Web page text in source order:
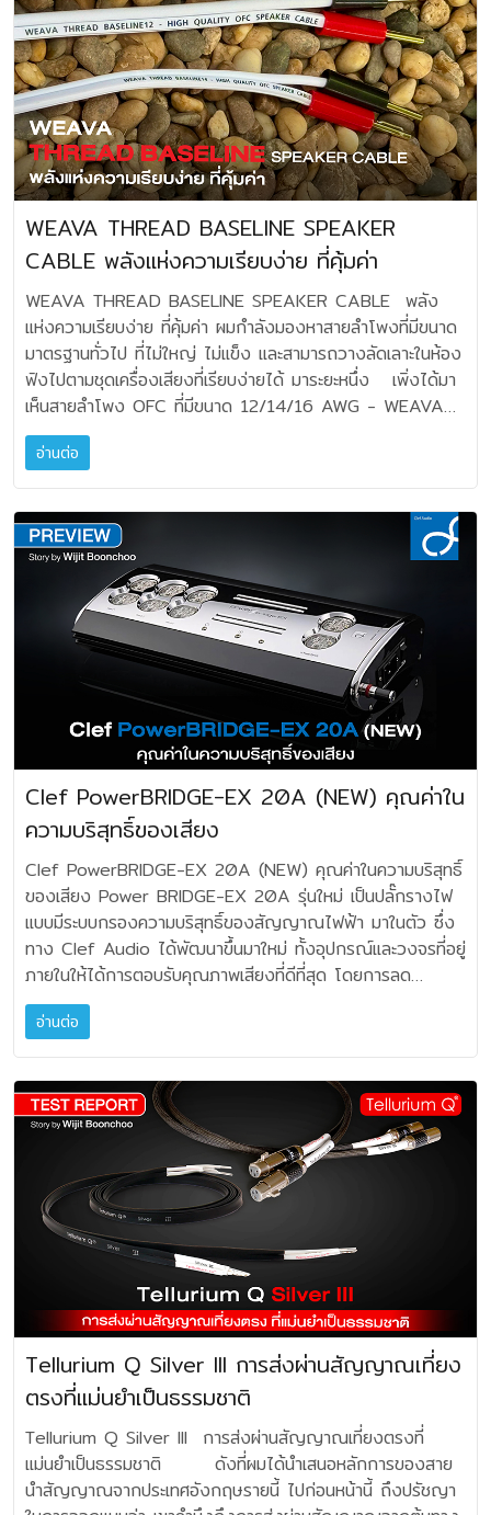
สายไฟกระแสสลับ (AC) มาตรฐานสากล IEC 60320 แบบ
พิกัดกำลังสูง ซึ่งถูกออกแบบมาเพื่อรองรับการจ่ายกระแสไฟฟ้า
ที่มากกว่าขั้วต่อทั่วไป โดยสามารถจ่ายกระแสไฟได้สูงสุดถึง 16
แอมป์ (ที่แรงดัน 250 โวลต์) มีรูปทรงสี่เหลี่ยมผืนผ้าขนาดใหญ่
มีหมุดทองเหลืองแนวนอน 3 ตัว ซึ่งต่างจากขั้วไฟ C13 ที่เป็น
หมุดแนวตั้ง ตัวสายมีความหนาเป็นพิเศษ เพื่อรองรับการนำ
กระแสไฟปริมาณมากอย่างปลอดภัย ต้องใช้งานร่วมกับเต้ารับ
ตัวผู้ประเภท C20 เสมอ สำหรับการใช้งานแนะนำให้ต่อ Clef
PowerBRIDGE-dcX เป็นต้นทางจากปลั๊กไฟบ้าน แล้วค่อยนำ
ระบบอื่นมาต่อกับ PowerBRIDGE-dcX โดยตัวเครื่องจะมีช่อง
ต่อปลั๊กไฟ AC มาตรฐานสูงให้สองช่องด้วยกัน Preview
จากการทดสอบใช้งานโดยทั่วไป ผลลัพธ์ที่ได้นั้นผมต้องเรียนก่อน
ว่ามันไม่ใช่อุปกรณ์ที่ฟังแล้วว้าว โอ้โห โน่นนี่นั่น แต่เป็นอุปกรณ์
ที่ต้องฟังกันอย่างละเมียดละไมทีเดียว และมันจะได้ผลสูงก็ต่อเมื่อ
ซิสเต็มของคุณมีคุณภาพพอสมควรและอ่อนไหวต่อสิ่งเร้าจากไฟ
ดีซีที่รั่วไหลเข้าไปอยู่ในระบบไฟเอซี ดังนั้นแต่ละห้องแต่ละบ้านอาจ
จะได้ผลลัพธ์ไม่เท่ากัน ขึ้นอยู่กับต้นทางไฟนั้นวางระบบไว้อย่างไร
และมีการใช้งานเครื่องไฟฟ้าอื่นๆ ผสมปนเปอยู่ในไลน์ไฟเดียวกัน
หรือไม่ สิ่งที่ผมพบในการใช้งาน Clef PowerBRIDGE-dcX
คือจุดเด่นเรื่อง “พื้นเสียงที่สงัด” ทำให้ได้ยินรายละเอียดปลาย
เสียงของเครื่องดนตรีมีความชัดเจนยิ่งขึ้น โดยเฉพาะการใช้กับ
เครื่องเสียงหลอดสุญญากาศ ซึ่งมีหม้อแปลงขนาดใหญ่ ปัญหา
หม้อแปลงมีการสั่นครางที่มักเกิดจากแรงดันไฟ DC ที่ปนมากับ
ไฟบ้าน AC จนหม้อแปลงเกิดอาการอิ่มตัวนั้นลดลงอย่างเห็นผล
และถ้าเปรียบเทียบระหว่างการใช้งานกับแอมปลิไฟล์ประเภทคลาส
D และแอมป์อนาล็อกคลาส AB โดยทั่วไป เราจะพบได้ว่าให้ผลดี
กับแอมป์คลาส D แนวดิจิตอลแอมป์มากกว่า โดยเฉพาะในเรื่อง
ของรายละเอียดระหว่างช่องไฟดนตรีดูจะให้ความสงัด และสะอาด
น่าชื่นใจเลยทีเดียวครับ อีกทั้งเป็นอุปกรณ์ที่น่าใช้และมีราคาเป็น
มิตรกับกระเป๋าเราอย่างยิ่ง สรุปก็คือ เสียงที่อาจเคยรู้สึกอั้นๆ
ในซิสเต็มดั้งเดิมของคุณ หรือขาดความชัดเจนของมิติเสียงและ
ความกว้างลึกของเวทีดนตรี สิ่งเหล่านี้จะเปลี่ยนไปค่อนข้าง
ชัดเจนเมื่อใช้ Clef PowerBRIDGE-dcX นอกจากนั้นแล้วก็คือ
เรื่องของน้ำหนักเสียงสามารถสัมผัสพลังของแอมปลิไฟร์ได้มาก
ขึ้น มวลเสียงมีความสะอาดเป็นธรรมชาติ สิ่งที่สำคัญก็คือเครื่อง
มือชิ้นนี้จะไม่มีการบิดเบือนหรือปรุงแต่งโทนเสียงเดิมของซิสเต็ม
ให้ผิดแผกไปจากเดิม นี่คือสิ่งที่ผมคิดว่าน่าประทับใจครับ เหมาะกับ
เครื่องเสียงชุดระดับมิดเอ็นด์ขึ้นไป ซึ่งมันจะช่วยทำให้เครื่องเสียง
ของคุณแสดงผลของรายละเอียดเสียงมากยิ่งขึ้น รวมถึงมั่นใน
ได้ว่าไม่ถูกบดบังด้วยการรบกวนที่เราคาดไม่ถึงต่างๆ ที่แอบแฝง
เกรดแบบง่ายที่สุดในระบบเครื่องเสียงหรือเปล่า? ซึ่ง Clef
PowerBRIDGE-dcX จะช่วยให้การถ่ายทอดเสียงดนตรีจากการ
บันทึกมาของสตูดิโอได้ด้วยพื้นเสียงที่สงัด สมจริง รายละเอียด
ครบถ้วน สะอาดและตรงไปตรงมามากยิ่งขึ้นอย่างแน่นอนครับ
Clef PowerBRIDGE-dcX ราคา 8,900.- บาท สามารถ
สอบถามรายละเอียดเพิ่มเติมจาก Clef Audio Co., Ltd. โทร.
0-2932-5981 หรือร้านตัวแทนจำหน่ายเครื่องเสียงชั้นนำโดย
ทั้งที่ไม่ได้ต่อเข้ากับสัญญาณดนตรีโดยตรง คำอธิบายง่ายๆ คือ
ภายในเครื่องเสียงไม่ได้มีเพียงสัญญาณดนตรีเท่านั้น แต่ยังมี
สัญญาณรบกวนหรือ Noise ความถี่สูงจากวงจรดิจิทัล ระบบ
สตรีมมิ่ง เครือข่าย และแหล่งจ่ายไฟสวิตชิ่งปะปนอยู่บนกราวนด์
ของระบบด้วย ซึ่ง GroundZERO MK II ได้ทำหน้าที่เป็น
Ground Box ที่เสมือน "ที่พัก" หรือ "ทางระบาย” ให้สัญญาณ
รบกวนเหล่านี้ไหลออกจากกราวนด์หลักของเครื่องเสียง โดย
อาศัยวัสดุพิเศษภายใน เช่น คาร์บอน แร่ธรรมชาติ หรือวัสดุดูด
ซับคลื่น RF จึงช่วยลดการสะสมของ Noise ในระบบได้ในระดับ
หนึ่งเลยทีเดียว เมื่อ Noise ลดลง ผู้ฟังจำนวนมากจึงรับรู้ได้ว่า
พื้นเสียงมีความสงัดมากขึ้น ปรากฏซึ่งรายละเอียดเสียงเล็กๆ ชัด
ขึ้น และมิติเสียงเปิดโล่งขึ้น อย่างไรก็ตามอุปกรณ์ประเภทนี้ไม่ได้
ทำหน้าที่เป็นสายดินโดยตรง และไม่ได้ให้ผลเท่ากันทุกในระบบ หาก
ระบบเดิมมี Noise ต่ำอยู่แล้ว ความแตกต่างอาจมีไม่มาก แต่ใน
ระบบเครื่องเสียงที่มีอุปกรณ์ดิจิทัลและสตรีมมิ่งหลายชิ้น มักจะเห็น
GroundZERO MK II อาจไม่ได้ทำให้สัญญาณเพลงดีขึ้น
โดยตรง แต่ช่วยจัดการสภาพแวดล้อมทางไฟฟ้ารอบๆ
สัญญาณเพลงให้สะอาดขึ้น ซึ่งเป็นเหตุผลที่ทำให้อุปกรณ์ประเภท
นี้ได้รับความนิยมมากขึ้นในวงการเครื่องเสียงไฮเอ็นด์ปัจจุบัน และ
ในตลาดอุปกรณ์ดังกล่าว Clef Audio เป็นสินค้าไทยที่ได้รับ
ความยอมรับสูง และแพร่ขยายออกไปถึงนักเล่นต่างประเทศด้วย
ผมต้องเรียนก่อนนะครับว่า ระบบ Ground Box นั้นไม่ได้ทำ
หน้าที่ “กำจัด” Noise ตรงๆ แต่เป็นการเปลี่ยนเส้นทางการ
กระจายของ Noise ดังนั้นผลลัพธ์จะขึ้นกับโครงสร้างกราวนด์
ของเครื่อง ความถี่ของ Noise ตำแหน่งที่ต่อ และความยาวของ
สายกราวนด์ ผลลัพธ์ที่ผู้ใช้มักรายงานคือพื้นเสียงสงัดขึ้น ราย
ละเอียดปลายเสียงและมิติเสียงชัดขึ้น แต่ระดับผลลัพธ์ขึ้นอยู่กับ
คุณภาพกราวนด์และปริมาณ Noise ในระบบเดิมเป็นสำคัญ
Preview ภายใต้รูปลักษณ์ที่คล้ายเดิม แต่ GroundZERO MK
II ได้รับการออกแบบใหม่ทั้งหมดตั้งแต่ต้น ทั้งภายนอกและภายใน
การผลิตชิ้นงาน การประกอบที่ละเอียดพิถีพิถันมากขึ้น และส่วนที่
สำคัญที่สุดของทั้งหมด คือโครงสร้างภายในที่ได้รับการออกแบบ
จัดวางองค์ประกอบแบบใหม่ ผ่านการปรับแต่งอย่างละเอียด จน
ได้เสียงที่มีความสงัดมากขึ้น อันส่งผลต่อรายละเอียดและ
บรรยากาศได้ครอบคลุมเสียงเพลงในช่วงความถี่ของการรับ
ฟังได้กว้างขวางมากขึ้นกว่าเดิม ตรงนี้ผมไม่ทราบว่าภายในตัว
ถังนั้น ทาง Clef เขาได้บรรจุวัสดุหรือสิ่งใดเอาไว้ภายในบ้าง
เพราะอาจจะเป็นความลับของทางผู้ออกแบบ แต่ในหลักการทั่วไป
มักจะใช้แร่ธรรมชาติ มีโลหะหลายประเภท รวมถึงคาร์บอนและ
วัสดุที่มีคุณสมบัติดูดซับ RF ได้ดี โดยผู้ออกแบบจะต้องทดสอบ
การใช้อัตราส่วนที่เหมาะสมจึงจะได้ผลที่ดี โดยหลักการกว้างๆ ก็
คือ เมื่อคุณเชื่อมต่อกล่องกราวนด์บล็อก GroundZERO MK II
เข้ากับกราวนด์ของเครื่อง (คือช่อง RCA ที่ว่างอยู่) Noise ที่
ความถี่สูงมันก็จะมองเห็นเส้นทางที่มีอิมพีแดนซ์ต่ำกว่า ดังนั้น
สัญญาณรบกวนก็จะกระจายตัวไปยังระบบที่ GroundZERO
MK II จัดเอาไว้ภายในครับ ถ้าถามว่าเราควรเสียบต่อกับช่องใด
ง่ายๆ ครับ แค่ช่อง Input ที่ไม่ได้ใช้งานของปรีแอมป์ อินทิเกร
เต็ดแอมป์, ช่อง Tape In, ช่อง Aux, ช่อง Analog Input
ของ DAC ได้ทั้งหมด เมื่อเสียบเข้าไป Noise บนกราวนด์ของ
อุปกรณ์นั้นจะมีเส้นทางไหลไปยังตัว Ground Box โดย
อัตโนมัติ จากโครงสร้างที่เห็นในรูปทรงกระบอก Clef Audio
GroundZERO MK II มีขนาดเส้นผ่าศูนย์กลาง 12.5 เซนติเมตร
มีความสูง 21 เซนติเมตร มีขั้ว RCA ชั้นดี มาพร้อมสายสำหรับ
ต่อเชื่อมโยงไปยังเครื่องเสียงที่มีช่องอินพุตว่างๆ ช่องใดช่อง
หนึ่งได้ทันที หลังจากต่อเข้าระบบ ผมแนะนำให้ทำการฟังเพลงไป
ตามปกติแบบสบายๆ สัก 2-3 เพลง ก็จะเริ่มรับรู้ว่ามีความ
WEAVA THREAD BASELINE SPEAKER
CABLE พลังแห่งความเรียบง่าย ที่คุ้มค่า
WEAVA THREAD BASELINE SPEAKER CABLE พลัง
แห่งความเรียบง่าย ที่คุ้มค่า ผมกำลังมองหาสายลำโพงที่มีขนาด
มาตรฐานทั่วไป ที่ไม่ใหญ่ ไม่แข็ง และสามารถวางลัดเลาะในห้อง
ฟังไปตามชุดเครื่องเสียงที่เรียบง่ายได้ มาระยะหนึ่ง เพิ่งได้มา
เห็นสายลำโพง OFC ที่มีขนาด 12/14/16 AWG - WEAVA
THREAD BASELINE นี่เอง ทั้งสามขนาดนี้ นอกจากจะใช้เป็น
สายลำโพงแล้ว ผมพบว่าเหมาะกับการใช้งานไวร์ลิ่งในชุดครอส
โอเวอร์กับไดรเวอร์ภายในลำโพงอีกด้วย สำหรับคอเครื่องเสียง
ระดับมิดเอ็นด์ สายลำโพงชุดนี้น่าสนใจครับ ทาง Pyramid
Lifestyle Technology สั่งผลิตจากโรงงานผลิตสาย
สัญญาณมาตรฐานโลก และนำเข้ามาเป็นพิเศษ เพื่อสนองตอบทุก
ความต้องการด้านเสียง โดยไม่เน้นรูปลักษณ์คอสเมติคภายนอก
แต่ภายในตัวนำและฉนวนจะใช้คุณสมบัติที่ดี ให้เราได้กลับไปสู่
ความจริงที่เรียบง่าย ไม่ต้องใช้สารพัดตัวหุ้มที่พิศดารพันลึก
เหมือนย้อนวันเวลาในช่วงยุคไฮไฟ 1980 ที่ระบบอนาล็อก
สเตอริโอ รุ่งเรืองสุดขีด เรื่องที่ชวนให้เข้าใจก่อนคือ ขนาดสาย
ที่ระบุ 12/14/16 AWG ทั้งสามขนาดนี้คืออะไร หลายท่านอาจไม่
ทราบ เล่นเครื่องเสียงไปนานๆ ขนาดผมเองก็เกือบจะลืมไปเลย
AWG ย่อมาจาก American Wire Gauge เป็นมาตรฐานการ
วัดขนาดลวดตัวนำไฟฟ้าที่นิยมใช้ในสหรัฐอเมริกาและแพร่หลายไป
ทั่วโลก โดยมีหลักการสำคัญคือ ตัวเลขยิ่งน้อย สายยิ่งมีขนาด
Society for Testing and Materials สำหรับขนาดพื้นที่
หน้าตัดสรุปง่ายๆ 12 AWG มีเส้นผ่าศูนย์กลางประมาณ 2.05
มิลลิเมตร หรือพื้นที่หน้าตัด 3.31 มม.² 14 AWG มีเส้นผ่า
ศูนย์กลางประมาณ 1.63 มิลลิเมตร หรือพื้นที่หน้าตัด 2.08 มม.²
16 AWG มีเส้นผ่าศูนย์กลางประมาณ 1.29 มิลลิเมตร หรือพื้นที่
หน้าตัด 1.31 มม.² ตัวเลขยิ่งมาก ขนาดของสายจะยิ่งเล็กลง
ครับ ในด้านความต้านทานไฟฟ้า สายที่มีเลข AWG น้อย จะมี
ความต้านทานไฟฟ้าต่ำกว่า ทำให้ส่งสัญญาณได้ดีในระยะไกล
โดยสูญเสียน้อย ในการเลือกใช้งานทั่วๆ ไป ขนาด 16 AWG
เหมาะสำหรับลำโพงขนาดเล็กทั่วไป หรือต่อสายในระยะใกล้ๆ รวม
ถึงระบบเสียงที่ไม่ต้องการกำลังขับสูงมาก รวมถึงการใช้ไวริ่ง
สายภายในเครื่องและลำโพง ขนาด 14 AWG ถือเป็นขนาด
อเนกประสงค์ ที่นิยมใช้มากที่สุดสำหรับระบบโฮมเธียเตอร์ เครื่อง
เสียงและลำโพงบ้านทั่วไป ส่วนขนาด 12 AWG เหมาะสำหรับ
ออดิโอไฟล์ ที่ใช้ลำโพงขนาดใหญ่ หรือลำโพงระบบไฮไฟที่ใช้
กำลังขับสูง หรือการเดินสายระยะไกล บางครั้งในงาน PA จะ
สามารถใช้ความยาวได้มากกว่า 15 เมตรขึ้นไป สายลำโพง
WEAVA สั่งผลิตภายใต้แบรนด์ที่กำหนดค่าวัสดุและฉนวนที่เหมาะ
สมในการใช้งานระดับออดิโอไฟล์ ได้หลากหลายรูปแบบ ทั้ง
สามารถใช้ในบ้าน ในระบบเสียงภายในรถยนต์ หรือใช้ในการ
ประกอบตู้ลำโพงเดินสายในห้องโฮมเธียเตอร์ ส่วนตัวนำ วัสดุ
ฉนวนแบบ PVC อ่อนนุ่ม ติดตั้งง่าย สี Matte white มีสกรีน
บอกที่สายชัดเจน ตัวนำภายในเป็นทองแดง OFC แท้ เกรดตัวนำ
แบบ Oxygen-Free Copper จะเป็นตัวนำทองแดงปลอด
อ่านต่อ
Clef PowerBRIDGE-EX 20A (NEW) คุณค่าใน
ความบริสุทธิ์ของเสียง
Clef PowerBRIDGE-EX 20A (NEW) คุณค่าในความบริสุทธิ์
ของเสียง Power BRIDGE-EX 20A รุ่นใหม่ เป็นปลั๊กรางไฟ
แบบมีระบบกรองความบริสุทธิ์ของสัญญาณไฟฟ้า มาในตัว ซึ่ง
ทาง Clef Audio ได้พัฒนาขึ้นมาใหม่ ทั้งอุปกรณ์และวงจรที่อยู่
ภายในให้ได้การตอบรับคุณภาพเสียงที่ดีที่สุด โดยการลด
สัญญาณรบกวน EMI/RFI ต่างๆ ให้ราบเรียบสะอาด ด้วย
การนำวงจรไฮบริด (Hybrid Circuit) ซึ่งได้รับการพัฒนาต่อย
อดมาจาก PowerBRIDGE-10se 20A มาเป็นหัวใจสำคัญ
ภายในใช้วงจรกรองแบบขนาน (Parallel Filtering Circuit)
เพื่อขจัดปัญหาการอั้นของกระแสไฟฟ้า ร่วมกับวงจร Nano
Coil ที่รองรับกำลังไฟสูงถึง 20 แอมป์ (4600W) ทำให้
สามารถจ่ายกระแสไฟฟ้าได้อย่างต่อเนื่องเต็มประสิทธิภาพ Clef
PowerBRIDGE-EX 20A มีการอัปเกรดอุปกรณ์สำคัญในแบบ
Audio Grade ทั้งหมด เพื่อประสบการณ์เสียงที่ดี ระบบ IEC
และเต้าเสียบไฟฟ้าเปลี่ยนเป็นรุ่น Audio Grade ชุบทอง (Gold-
Plated) เพื่อการนำไฟฟ้าที่เหนือกว่า การเดินสายภายในและ
ระบบ Ground ด้วยสาย Furutech Triple C เคลือบจุดเชื่อม
ต่อด้วยกราฟีน (Graphene Coating) เพื่อเพิ่มประสิทธิภาพ
การนำไฟฟ้าที่เหนือกว่า Preview เมื่อได้รับตัวกรองไฟรุ่น
ใหม่มา ผมได้พิเคราะห์องค์ประกอบโดยรวมของเครื่องกรองไฟ
Clef PowerBRIDGE-EX 20A ต้องชื่นชมว่ามีความสวยงาม
สง่า เทียบเคียงสินค้าระดับไฮเอ็นด์จากต่างประเทศเลยทีเดียว ได้
ทั้งความสวยงามและแข็งแรง มีช่องเสียบปลั๊กไฟที่ผ่านวงจร
กรองจำนวนหกชุด และอีกสองชุดจะเป็นแบบบายพาส หรือ
Direct ไม่ผ่านวงจรกรอง ซึ่งเหมาะสำหรับท่านที่ต้องการต่อ
อ่านต่อ
Tellurium Q Silver III การส่งผ่านสัญญาณเที่ยง
ตรงที่แม่นยำเป็นธรรมชาติ
Tellurium Q Silver III การส่งผ่านสัญญาณเที่ยงตรงที่
แม่นยำเป็นธรรมชาติ ดังที่ผมได้นำเสนอหลักการของสาย
นำสัญญาณจากประเทศอังกฤษรายนี้ ไปก่อนหน้านี้ ถึงปรัชญา